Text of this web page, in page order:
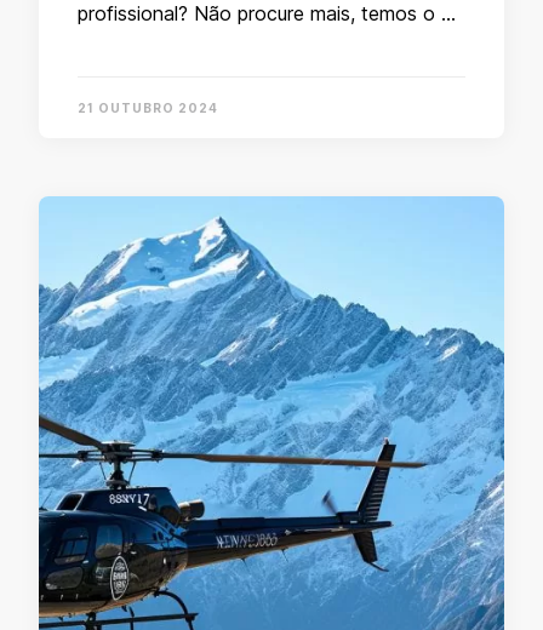
profissional? Não procure mais, temos o …
21 OUTUBRO 2024